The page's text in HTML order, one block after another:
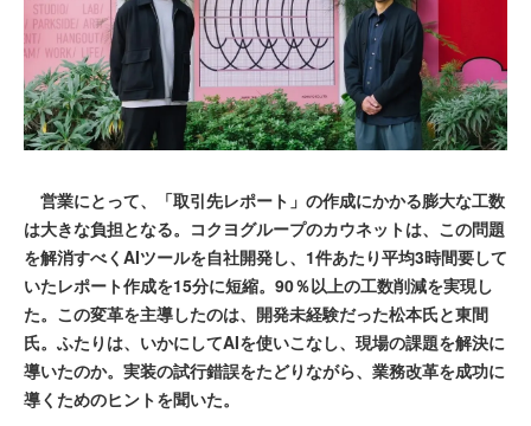
営業にとって、「取引先レポート」の作成にかかる膨大な工数
は大きな負担となる。コクヨグループのカウネットは、この問題
を解消すべくAIツールを自社開発し、1件あたり平均3時間要して
いたレポート作成を15分に短縮。90％以上の工数削減を実現し
た。この変革を主導したのは、開発未経験だった松本氏と東間
氏。ふたりは、いかにしてAIを使いこなし、現場の課題を解決に
導いたのか。実装の試行錯誤をたどりながら、業務改革を成功に
導くためのヒントを聞いた。